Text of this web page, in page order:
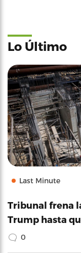
Lo Último
Last Minute
Tribunal frena
Trump hasta
0